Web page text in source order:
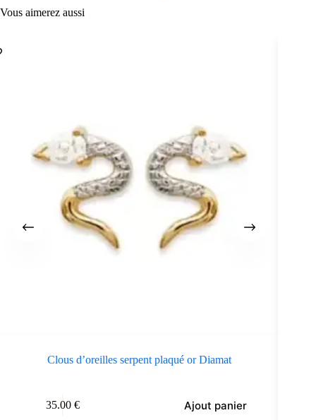
Vous aimerez aussi
Clous d’oreilles serpent plaqué or Diamat
35.00 € Ajout panier